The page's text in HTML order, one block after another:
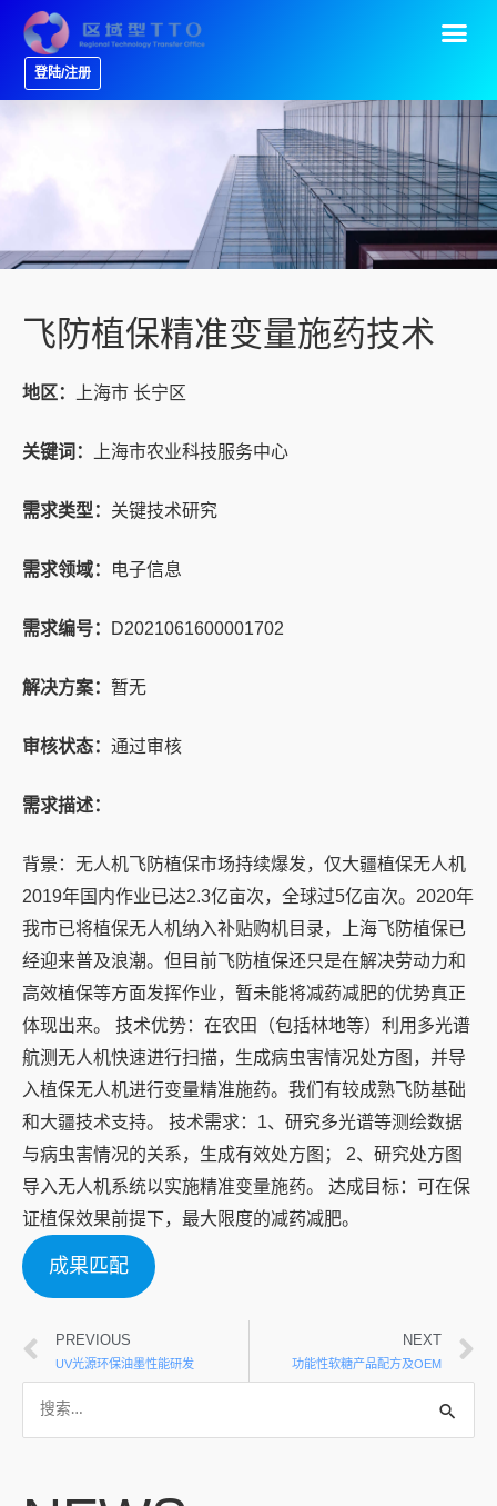
登陆/注册
飞防植保精准变量施药技术
地区： 上海市 长宁区
关键词： 上海市农业科技服务中心
需求类型： 关键技术研究
需求领域： 电子信息
需求编号： D2021061600001702
解决方案： 暂无
审核状态： 通过审核
需求描述：
背景：无人机飞防植保市场持续爆发，仅大疆植保无人机
2019年国内作业已达2.3亿亩次，全球过5亿亩次。2020年
我市已将植保无人机纳入补贴购机目录，上海飞防植保已
经迎来普及浪潮。但目前飞防植保还只是在解决劳动力和
高效植保等方面发挥作业，暂未能将减药减肥的优势真正
体现出来。 技术优势：在农田（包括林地等）利用多光谱
航测无人机快速进行扫描，生成病虫害情况处方图，并导
入植保无人机进行变量精准施药。我们有较成熟飞防基础
和大疆技术支持。 技术需求：1、研究多光谱等测绘数据
与病虫害情况的关系，生成有效处方图； 2、研究处方图
导入无人机系统以实施精准变量施药。 达成目标：可在保
证植保效果前提下，最大限度的减药减肥。
成果匹配
PREVIOUS
UV光源环保油墨性能研发
NEXT
功能性软糖产品配方及OEM